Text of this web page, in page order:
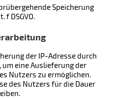
Speicherung
f DSGVO.
der IP-Adresse durch
eine Auslieferung der
Nutzers zu ermöglichen.
des Nutzers für die Dauer